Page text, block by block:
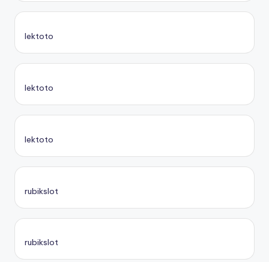
lektoto
lektoto
lektoto
rubikslot
rubikslot